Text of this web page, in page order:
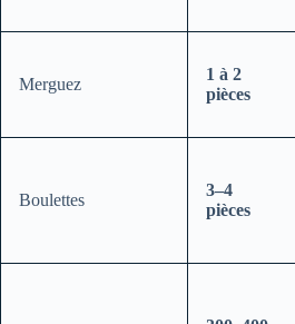
Merguez
1 à 2
pièces
Boulettes
3–4
pièces